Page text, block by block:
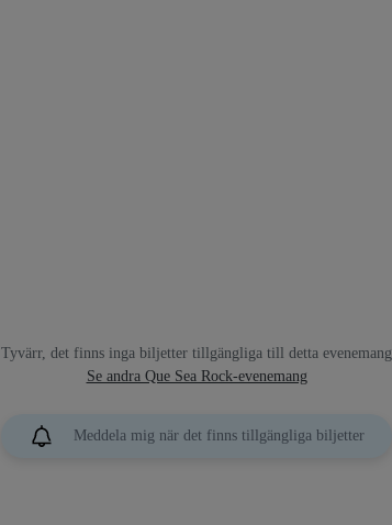
Tyvärr, det finns inga biljetter tillgängliga till detta evenemang
Se andra Que Sea Rock-evenemang
Meddela mig när det finns tillgängliga biljetter